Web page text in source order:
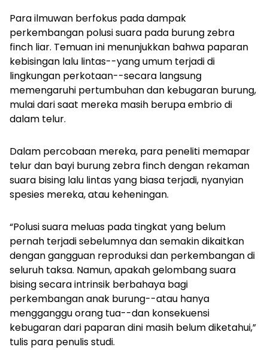
Para ilmuwan berfokus pada dampak
perkembangan polusi suara pada burung zebra
finch liar. Temuan ini menunjukkan bahwa paparan
kebisingan lalu lintas--yang umum terjadi di
lingkungan perkotaan--secara langsung
memengaruhi pertumbuhan dan kebugaran burung,
mulai dari saat mereka masih berupa embrio di
dalam telur.
Dalam percobaan mereka, para peneliti memapar
telur dan bayi burung zebra finch dengan rekaman
suara bising lalu lintas yang biasa terjadi, nyanyian
spesies mereka, atau keheningan.
“Polusi suara meluas pada tingkat yang belum
pernah terjadi sebelumnya dan semakin dikaitkan
dengan gangguan reproduksi dan perkembangan di
seluruh taksa. Namun, apakah gelombang suara
bising secara intrinsik berbahaya bagi
perkembangan anak burung--atau hanya
mengganggu orang tua--dan konsekuensi
kebugaran dari paparan dini masih belum diketahui,”
tulis para penulis studi.